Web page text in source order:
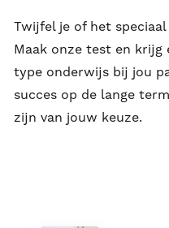
Twijfel je of het
Maak onze test en krijg
type onderwijs bij jou
succes op de lange
zijn van jouw keuze.